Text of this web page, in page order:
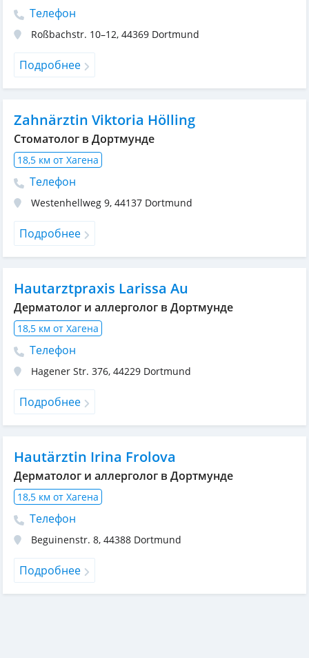
Телефон
Roßbachstr. 10–12, 44369 Dortmund
Подробнее
Zahnärztin Viktoria Hölling
Стоматолог в Дортмунде
18,5 км от Хагена
Телефон
Westenhellweg 9, 44137 Dortmund
Подробнее
Hautarztpraxis Larissa Au
Дерматолог и аллерголог в Дортмунде
18,5 км от Хагена
Телефон
Hagener Str. 376, 44229 Dortmund
Подробнее
Hautärztin Irina Frolova
Дерматолог и аллерголог в Дортмунде
18,5 км от Хагена
Телефон
Beguinenstr. 8, 44388 Dortmund
Подробнее